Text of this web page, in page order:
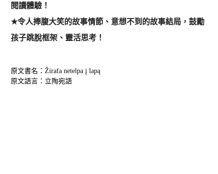
閱讀體驗！
★令人捧腹大笑的故事情節、意想不到的故事結局，鼓勵
孩子跳脫框架、靈活思考！
原文書名：Žirafa netelpa į lapą
原文語言：立陶宛語